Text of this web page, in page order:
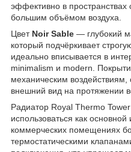
эффективно в
большим объёмом воздуха.
Цвет Noir Sable — глубокий
который подчёркивает
идеально вписывается в
minimalism и modern.
механическим
внешний вид на протяжении
Радиатор Royal Thermo
использоваться как
коммерческих помещениях
термостатическими